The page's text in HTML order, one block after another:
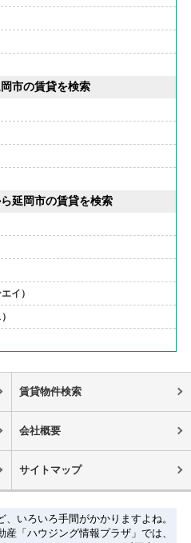
市の賃貸を検索
延岡市の賃貸を検索
イ）
賃貸物件検索
会社概要
サイトマップ
いろいろ手間がかかりますよね。
「ハウジング情報プラザ」では、